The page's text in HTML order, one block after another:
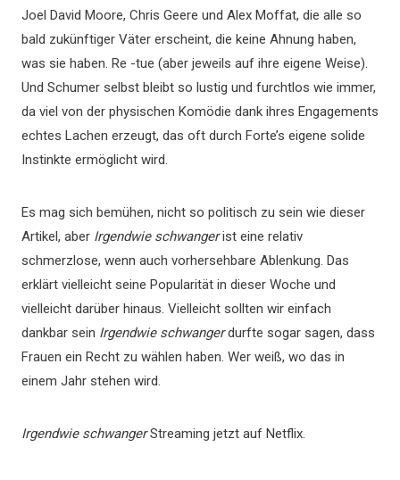
Joel David Moore, Chris Geere und Alex Moffat, die alle so
bald zukünftiger Väter erscheint, die keine Ahnung haben,
was sie haben. Re -tue (aber jeweils auf ihre eigene Weise).
Und Schumer selbst bleibt so lustig und furchtlos wie immer,
da viel von der physischen Komödie dank ihres Engagements
echtes Lachen erzeugt, das oft durch Forte’s eigene solide
Instinkte ermöglicht wird.
Es mag sich bemühen, nicht so politisch zu sein wie dieser
Artikel, aber Irgendwie schwangerist eine relativ
schmerzlose, wenn auch vorhersehbare Ablenkung. Das
erklärt vielleicht seine Popularität in dieser Woche und
vielleicht darüber hinaus. Vielleicht sollten wir einfach
dankbar sein Irgendwie schwangerdurfte sogar sagen, dass
Frauen ein Recht zu wählen haben. Wer weiß, wo das in
einem Jahr stehen wird.
Irgendwie schwangerStreaming jetzt auf Netflix.